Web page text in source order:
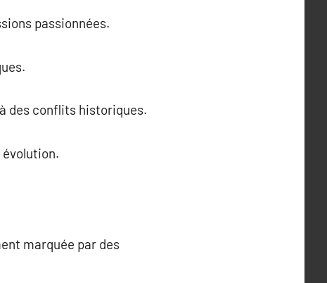
passionnées.
des conflits historiques.
marquée par des